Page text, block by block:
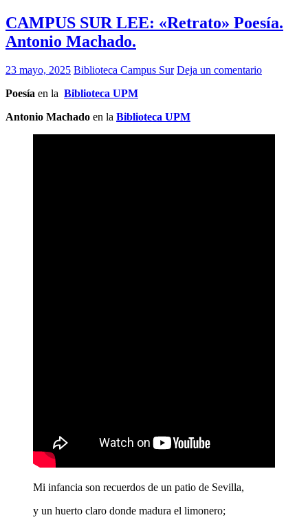
CAMPUS SUR LEE: «Retrato» Poesía.
Antonio Machado.
23 mayo, 2025 Biblioteca Campus Sur Deja un comentario
Poesía en la Biblioteca UPM
Antonio Machado en la Biblioteca UPM
Mi infancia son recuerdos de un patio de Sevilla,
y un huerto claro donde madura el limonero;